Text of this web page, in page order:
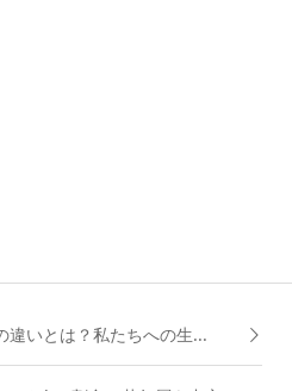
違いとは？私たちへの生...